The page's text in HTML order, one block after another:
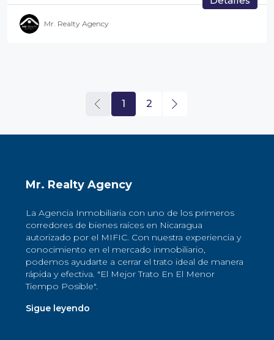
Mr. Realty Agency
1 2
Mr. Realty Agency
La Agencia Inmobiliaria con uno de los primeros
corredores de bienes raíces en Nicaragua
autorizado por el MIFIC. Con nuestra experiencia y
conocimiento en el mercado inmobiliario,
podemos ayudarte a cerrar el trato ideal de manera
rápida y efectiva. "El Mejor Trato En El Menor
Tiempo Posible".
Sigue leyendo